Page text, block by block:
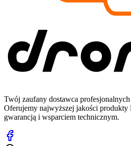
Twój zaufany dostawca
Oferujemy najwyższej jakości
gwarancją i wsparciem technicznym.